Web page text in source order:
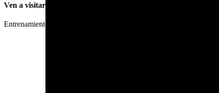
Ven a visitarnos
Entrenamiento